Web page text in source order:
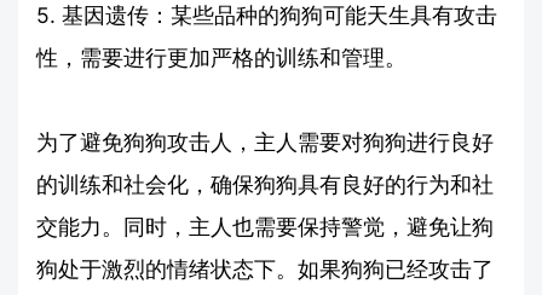
5. 基因遗传：某些品种的狗狗可能天生具有攻击
性，需要进行更加严格的训练和管理。
为了避免狗狗攻击人，主人需要对狗狗进行良好
的训练和社会化，确保狗狗具有良好的行为和社
交能力。同时，主人也需要保持警觉，避免让狗
狗处于激烈的情绪状态下。如果狗狗已经攻击了